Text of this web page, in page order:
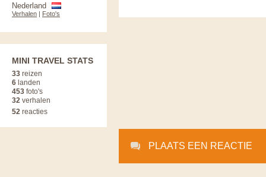
PLAATS EEN REACTIE
Nederland
Verhalen | Foto's
MINI TRAVEL STATS
33 reizen
6 landen
453 foto's
32 verhalen
52 reacties